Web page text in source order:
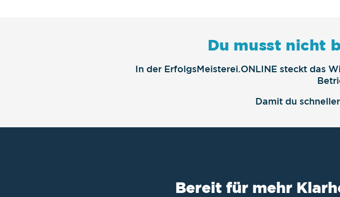
Du musst nicht
In der ErfolgsMeisterei.ONLINE steckt das
Damit du
Bereit für mehr